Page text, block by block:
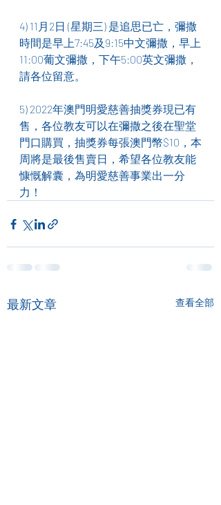
4) 11月2日 (星期三) 是追思已亡，彌撒
時間是早上7:45及9:15中文彌撒，早上
11:00葡文彌撒，下午5:00英文彌撒，
請各位留意。
5) 2022年澳門明愛慈善抽獎券現已有
售，各位教友可以在彌撒之後在聖堂
門口購買，抽獎券每張澳門幣$10，本
周將是最後售賣日，希望各位教友能
慷慨解囊，為明愛慈善事業出一分
力！
最新文章 查看全部